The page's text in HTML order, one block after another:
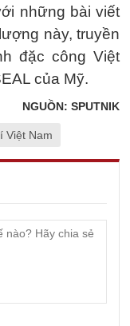
những bài viết
này, truyền
đặc công Việt
của Mỹ.
NGUỒN: SPUTNIK
Việt Nam